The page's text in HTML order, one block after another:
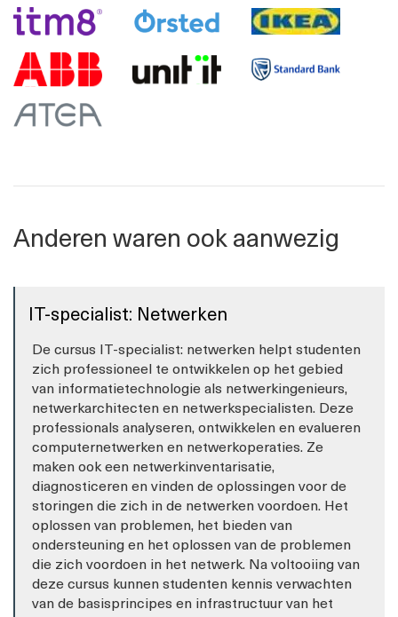
Anderen waren ook aanwezig
IT-specialist: Netwerken
De cursus IT-specialist: netwerken helpt studenten
zich professioneel te ontwikkelen op het gebied
van informatietechnologie als netwerkingenieurs,
netwerkarchitecten en netwerkspecialisten. Deze
professionals analyseren, ontwikkelen en evalueren
computernetwerken en netwerkoperaties. Ze
maken ook een netwerkinventarisatie,
diagnosticeren en vinden de oplossingen voor de
storingen die zich in de netwerken voordoen. Het
oplossen van problemen, het bieden van
ondersteuning en het oplossen van de problemen
die zich voordoen in het netwerk. Na voltooiing van
deze cursus kunnen studenten kennis verwachten
van de basisprincipes en infrastructuur van het